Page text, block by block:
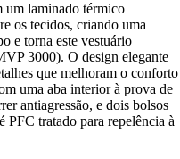
um laminado térmico
os tecidos, criando uma
e torna este vestuário
3000). O design elegante
que melhoram o conforto
uma aba interior à prova de
antiagressão, e dois bolsos
PFC tratado para repelência à